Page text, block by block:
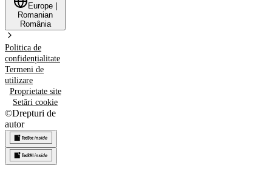
Europe
Romanian
România
Politica de
confidențialitate
Termeni de
utilizare
Proprietate site
Setări cookie
©Drepturi de
autor